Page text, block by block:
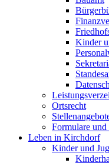
Kinder
Ortsrecht
Formulare
Leben in Kirchdorf
Kinder und